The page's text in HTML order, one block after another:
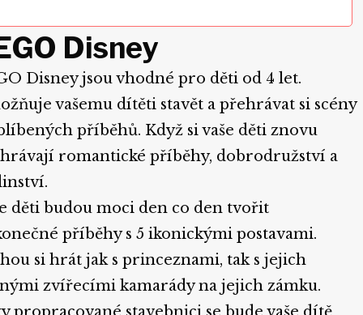
Disney
Disney jsou vhodné pro děti od 4 let.
vašemu dítěti stavět a přehrávat si scény
příběhů. Když si vaše děti znovu
romantické příběhy, dobrodružství a
děti budou moci den co den tvořit
příběhy s 5 ikonickými postavami.
si hrát jak s princeznami, tak s jejich
zvířecími kamarády na jejich zámku.